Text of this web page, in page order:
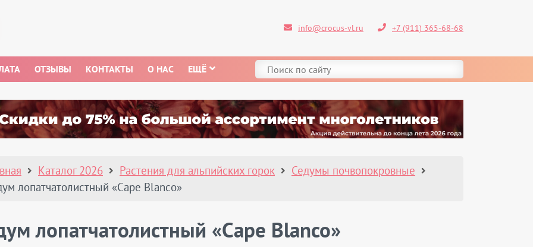
info@crocus-vl.ru +7 (911) 365-68-68
ОТЗЫВЫ КОНТАКТЫ О НАС ЕЩЁ
Каталог 2026 Растения для альпийских горок
Седумы почвопокровные
лопатчатолистный «Cape Blanco»
лопатчатолистный «Cape Blanco»